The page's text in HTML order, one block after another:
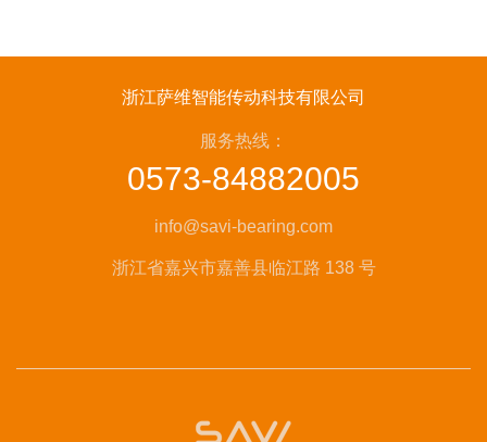
浙江萨维智能传动科技有限公司
服务热线：
0573-84882005
info@savi-bearing.com
浙江省嘉兴市嘉善县临江路 138 号